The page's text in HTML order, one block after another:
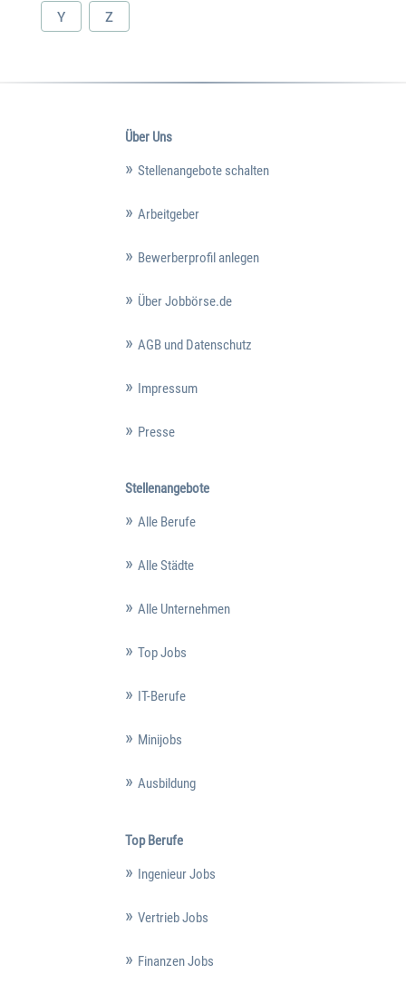
Y Z
Über Uns
Stellenangebote schalten
Arbeitgeber
Bewerberprofil anlegen
Über Jobbörse.de
AGB und Datenschutz
Impressum
Presse
Stellenangebote
Alle Berufe
Alle Städte
Alle Unternehmen
Top Jobs
IT-Berufe
Minijobs
Ausbildung
Top Berufe
Ingenieur Jobs
Vertrieb Jobs
Finanzen Jobs